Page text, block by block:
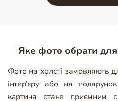
Яке фото обрати
Фото на холсті замовляють
інтер’єру або на
картина стане приємним